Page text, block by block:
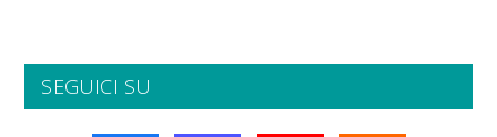
SEGUICI SU